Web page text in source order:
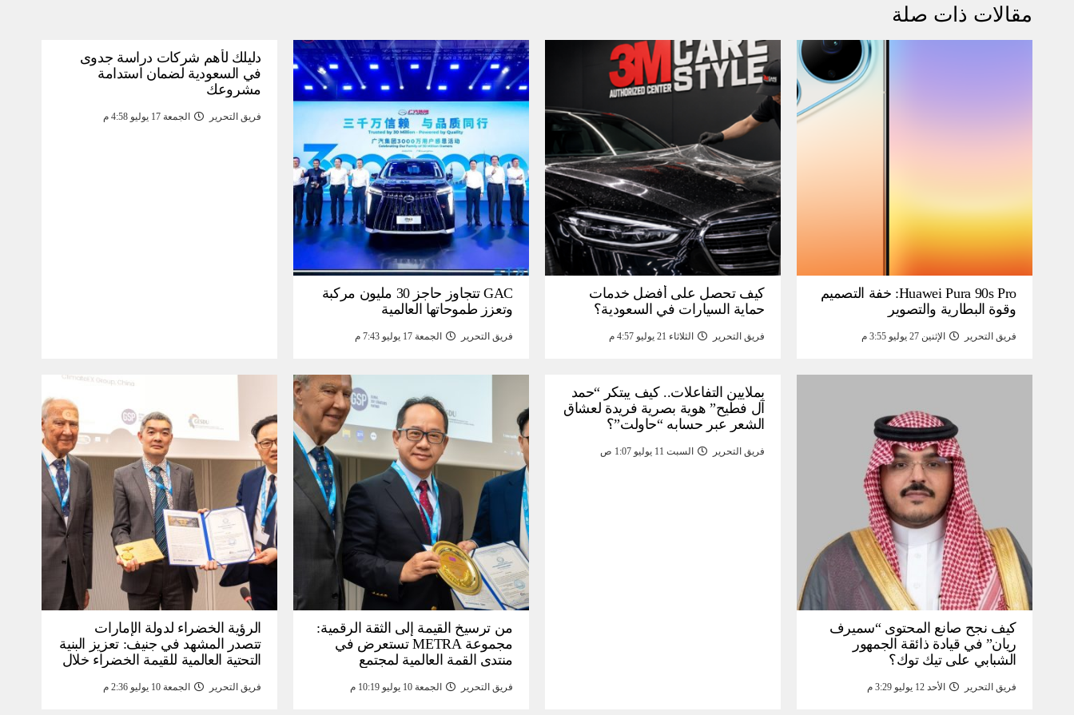
مقالات ذات صلة
Huawei Pura 90s Pro: خفة التصميم
وقوة البطارية والتصوير
فريق التحرير الإثنين 27 يوليو 3:55 م
كيف تحصل على أفضل خدمات
حماية السيارات في السعودية؟
فريق التحرير الثلاثاء 21 يوليو 4:57 م
GAC تتجاوز حاجز 30 مليون مركبة
وتعزز طموحاتها العالمية
فريق التحرير الجمعة 17 يوليو 7:43 م
دليلك لأهم شركات دراسة جدوى
في السعودية لضمان استدامة
مشروعك
فريق التحرير الجمعة 17 يوليو 4:58 م
كيف نجح صانع المحتوى “سميرف
ريان” في قيادة ذائقة الجمهور
الشبابي على تيك توك؟
فريق التحرير الأحد 12 يوليو 3:29 م
بملايين التفاعلات.. كيف يبتكر “حمد
آل فطيح” هوية بصرية فريدة لعشاق
الشعر عبر حسابه “حاولت”؟
فريق التحرير السبت 11 يوليو 1:07 ص
من ترسيخ القيمة إلى الثقة الرقمية:
مجموعة METRA تستعرض في
منتدى القمة العالمية لمجتمع
تحتية للأصول الرقمية المدعومة
فريق التحرير الجمعة 10 يوليو 10:19 م
الرؤية الخضراء لدولة الإمارات
تتصدر المشهد في جنيف: تعزيز البنية
التحتية العالمية للقيمة الخضراء خلال
المعلومات WSIS 2026 وقمة “الذكاء
فريق التحرير الجمعة 10 يوليو 2:36 م